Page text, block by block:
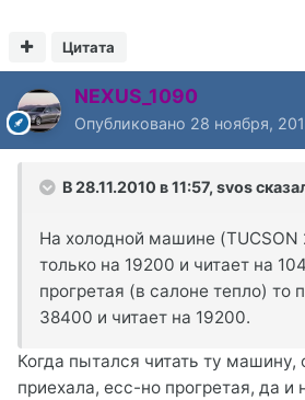
Цитата
NEXUS_1090
Опубликовано 28 ноября,
В 28.11.2010 в 11:57, svos
На холодной машине (TUCSON
только на 19200 и читает на
прогретая (в салоне тепло) то
38400 и читает на 19200.
Когда пытался читать ту машину,
приехала, есс-но прогретая, да и